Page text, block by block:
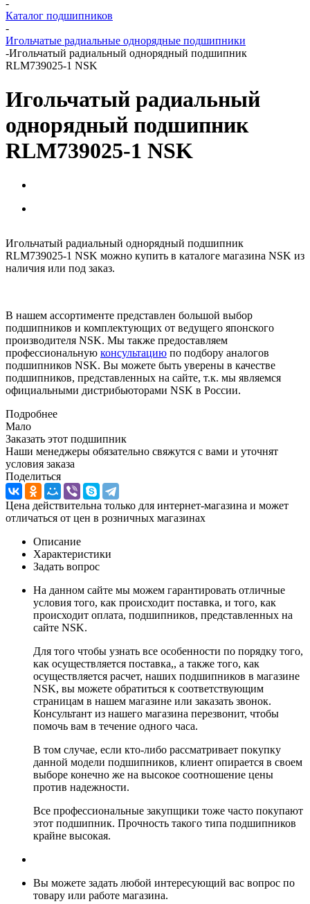
-
Каталог подшипников
-
Игольчатые радиальные однорядные подшипники
-Игольчатый радиальный однорядный подшипник
RLM739025-1 NSK
Игольчатый радиальный
однорядный подшипник
RLM739025-1 NSK
Игольчатый радиальный однорядный подшипник
RLM739025-1 NSK можно купить в каталоге магазина NSK из
наличия или под заказ.
В нашем ассортименте представлен большой выбор
подшипников и комплектующих от ведущего японского
производителя NSK. Мы также предоставляем
профессиональную консультацию по подбору аналогов
подшипников NSK. Вы можете быть уверены в качестве
подшипников, представленных на сайте, т.к. мы являемся
официальными дистрибьюторами NSK в России.
Подробнее
Мало
Заказать этот подшипник
Наши менеджеры обязательно свяжутся с вами и уточнят
условия заказа
Поделиться
Цена действительна только для интернет-магазина и может
отличаться от цен в розничных магазинах
Описание
Характеристики
Задать вопрос
На данном сайте мы можем гарантировать отличные
условия того, как происходит поставка, и того, как
происходит оплата, подшипников, представленных на
сайте NSK.
Для того чтобы узнать все особенности по порядку того,
как осуществляется поставка,, а также того, как
осуществляется расчет, наших подшипников в магазине
NSK, вы можете обратиться к соответствующим
страницам в нашем магазине или заказать звонок.
Консультант из нашего магазина перезвонит, чтобы
помочь вам в течение одного часа.
В том случае, если кто-либо рассматривает покупку
данной модели подшипников, клиент опирается в своем
выборе конечно же на высокое соотношение цены
против надежности.
Все профессиональные закупщики тоже часто покупают
этот подшипник. Прочность такого типа подшипников
крайне высокая.
Вы можете задать любой интересующий вас вопрос по
товару или работе магазина.